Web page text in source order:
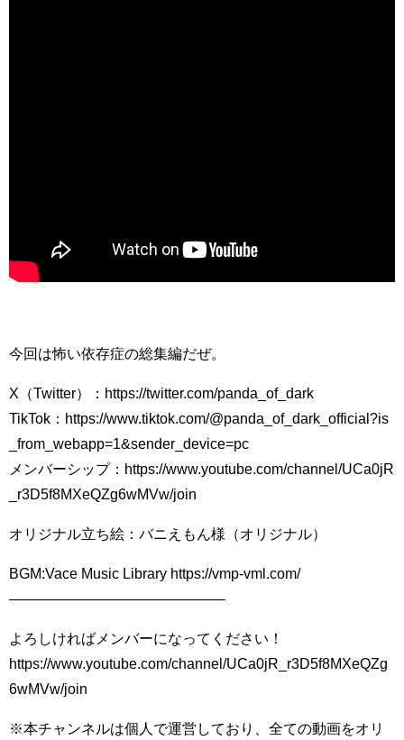
今回は怖い依存症の総集編だぜ。
X（Twitter）：https://twitter.com/panda_of_dark
TikTok：https://www.tiktok.com/@panda_of_dark_official?is
_from_webapp=1&sender_device=pc
メンバーシップ：https://www.youtube.com/channel/UCa0jR
_r3D5f8MXeQZg6wMVw/join
オリジナル立ち絵：バニえもん様（オリジナル）
BGM:Vace Music Library https://vmp-vml.com/
———————————————
よろしければメンバーになってください！
https://www.youtube.com/channel/UCa0jR_r3D5f8MXeQZg
6wMVw/join
※本チャンネルは個人で運営しており、全ての動画をオリ